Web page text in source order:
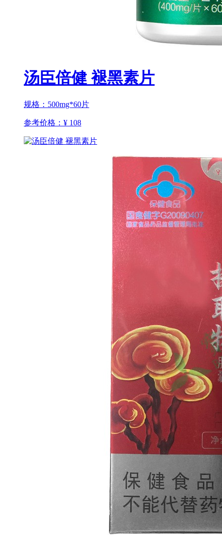
汤臣倍健 褪黑素片
规格：500mg*60片
参考价格： ¥ 108